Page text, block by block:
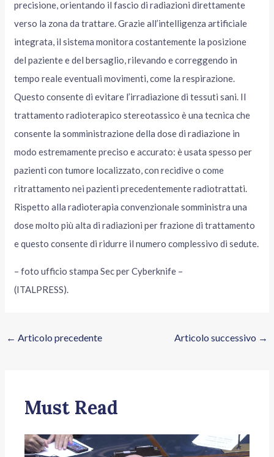
precisione, orientando il fascio di radiazioni direttamente
verso la zona da trattare. Grazie all’intelligenza artificiale
integrata, il sistema monitora costantemente la posizione
del paziente e del bersaglio, rilevando e correggendo in
tempo reale eventuali movimenti, come la respirazione.
Questo consente di evitare l’irradiazione di tessuti sani. Il
trattamento radioterapico stereotassico è una tecnica che
consente la somministrazione della dose di radiazione in
modo estremamente preciso e accurato: è usata spesso per
pazienti con tumore localizzato, con recidive o come
ritrattamento nei pazienti precedentemente radiotrattati.
Rispetto alla radioterapia convenzionale somministra una
dose molto più alta di radiazioni per frazione di trattamento
e questo consente di ridurre il numero complessivo di sedute.
– foto ufficio stampa Sec per Cyberknife –
(ITALPRESS).
← Articolo precedente Articolo successivo →
Must Read